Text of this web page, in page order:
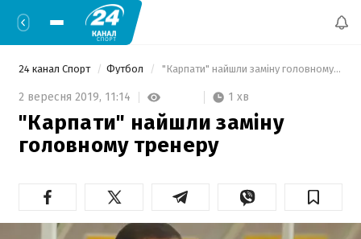
24 канал Спорт Футбол "Карпати" найшли заміну головному тренеру
2 вересня 2019, 11:14 1 хв
"Карпати" найшли заміну
головному тренеру